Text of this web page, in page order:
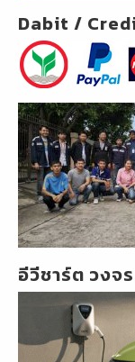
Dabit /
อีวีชาร์ต วงจ